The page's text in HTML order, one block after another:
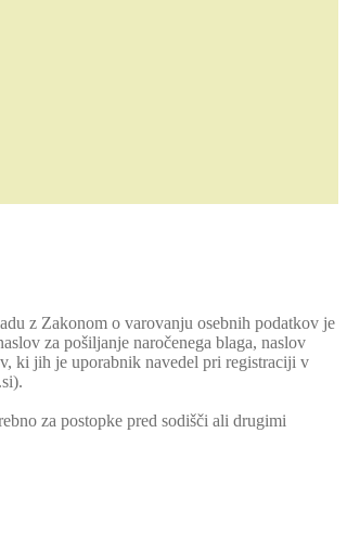
z Zakonom o varovanju osebnih podatkov je
za pošiljanje naročenega blaga, naslov
ki jih je uporabnik navedel pri registraciji v
za postopke pred sodišči ali drugimi